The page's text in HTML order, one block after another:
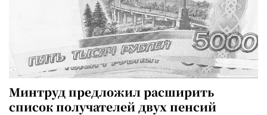
Минтруд предложил расширить
список получателей двух пенсий